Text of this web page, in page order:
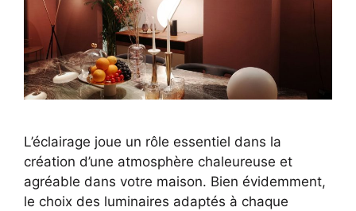
L’éclairage joue un rôle essentiel dans la
création d’une atmosphère chaleureuse et
agréable dans votre maison. Bien évidemment,
le choix des luminaires adaptés à chaque